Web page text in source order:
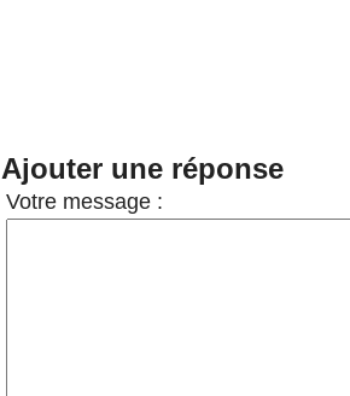
Ajouter une réponse
Votre message :